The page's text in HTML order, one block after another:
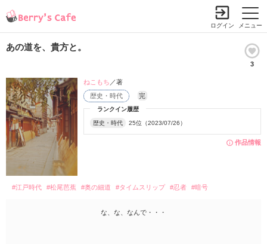
メニュー
ログイン
あの道を、貴方と。
3
作品情報
ランクイン履歴
歴史・時代 25位（2023/07/26）
歴史・時代 完
ねこもち ／著
#江戸時代 #松尾芭蕉 #奥の細道 #タイムスリップ #忍者 #暗号
な、な、なんで・・・